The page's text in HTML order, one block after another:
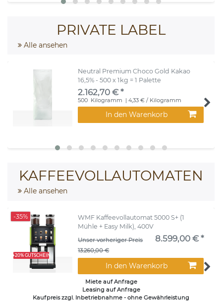
PRIVATE LABEL
Alle ansehen
Neutral Premium Choco Gold Kakao
16,5% - 500 x 1kg = 1 Palette
2.162,70 € *
500 Kilogramm | 4,33 € / Kilogramm
In den Warenkorb
KAFFEEVOLLAUTOMATEN
Alle ansehen
+20% GUTSCHEIN
-35%
WMF Kaffeevollautomat 5000 S+ (1
Mühle + Easy Milk), 400V
Unser vorheriger Preis
13.260,00 €
8.599,00 € *
In den Warenkorb
Miete auf Anfrage
Leasing auf Anfrage
Kaufpreis zzgl. Inbetriebnahme - ohne Gewährleistung